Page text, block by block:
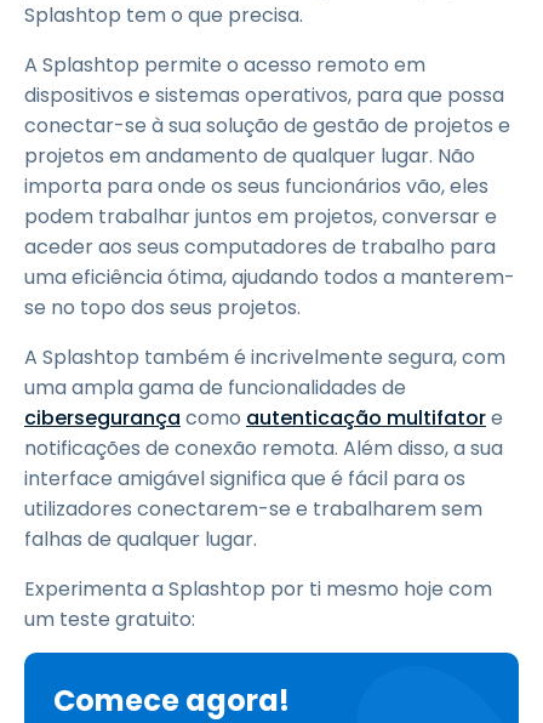
Splashtop tem o que precisa.
A Splashtop permite o acesso remoto em
dispositivos e sistemas operativos, para que possa
conectar-se à sua solução de gestão de projetos e
projetos em andamento de qualquer lugar. Não
importa para onde os seus funcionários vão, eles
podem trabalhar juntos em projetos, conversar e
aceder aos seus computadores de trabalho para
uma eficiência ótima, ajudando todos a manterem-
se no topo dos seus projetos.
A Splashtop também é incrivelmente segura, com
uma ampla gama de funcionalidades de
cibersegurança como autenticação multifatore
notificações de conexão remota. Além disso, a sua
interface amigável significa que é fácil para os
utilizadores conectarem-se e trabalharem sem
falhas de qualquer lugar.
Experimenta a Splashtop por ti mesmo hoje com
um teste gratuito:
Comece agora!